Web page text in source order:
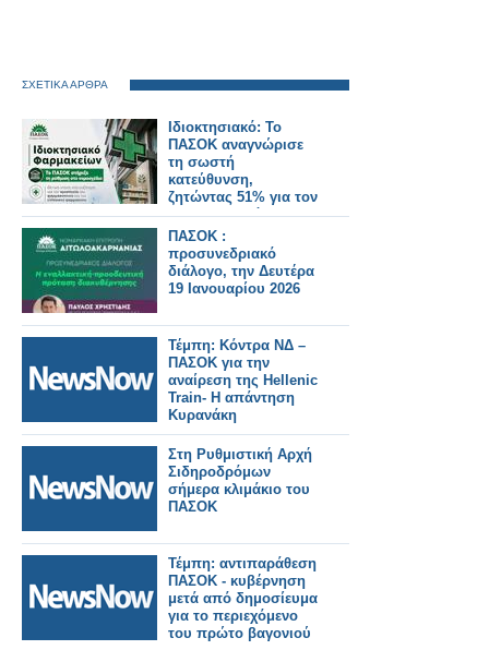
ΣΧΕΤΙΚΑ ΑΡΘΡΑ
Ιδιοκτησιακό: Το
ΠΑΣΟΚ αναγνώρισε
τη σωστή
κατεύθυνση,
ζητώντας 51% για τον
φαρμακοποιό
ΠΑΣΟΚ :
προσυνεδριακό
διάλογο, την Δευτέρα
19 Ιανουαρίου 2026
Τέμπη: Κόντρα ΝΔ –
ΠΑΣΟΚ για την
αναίρεση της Hellenic
Train- Η απάντηση
Κυρανάκη
Στη Ρυθμιστική Αρχή
Σιδηροδρόμων
σήμερα κλιμάκιο του
ΠΑΣΟΚ
Τέμπη: αντιπαράθεση
ΠΑΣΟΚ - κυβέρνηση
μετά από δημοσίευμα
για το περιεχόμενο
του πρώτο βαγονιού